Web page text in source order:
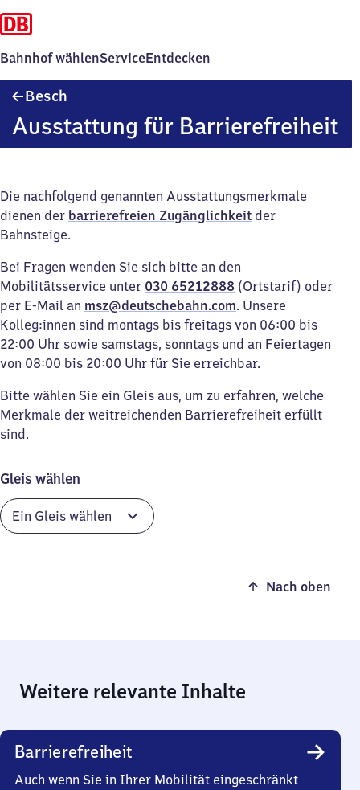
Bahnhof wählenServiceEntdecken
Besch
Ausstattung für Barrierefreiheit
Die nachfolgend genannten Ausstattungsmerkmale
dienen der barrierefreien Zugänglichkeit der
Bahnsteige.
Bei Fragen wenden Sie sich bitte an den
Mobilitätsservice unter 030 65212888 (Ortstarif) oder
per E-Mail an msz@deutschebahn.com. Unsere
Kolleg:innen sind montags bis freitags von 06:00 bis
22:00 Uhr sowie samstags, sonntags und an Feiertagen
von 08:00 bis 20:00 Uhr für Sie erreichbar.
Bitte wählen Sie ein Gleis aus, um zu erfahren, welche
Merkmale der weitreichenden Barrierefreiheit erfüllt
sind.
Gleis wählen
Nach oben
Weitere relevante Inhalte
Barrierefreiheit
Auch wenn Sie in Ihrer Mobilität eingeschränkt